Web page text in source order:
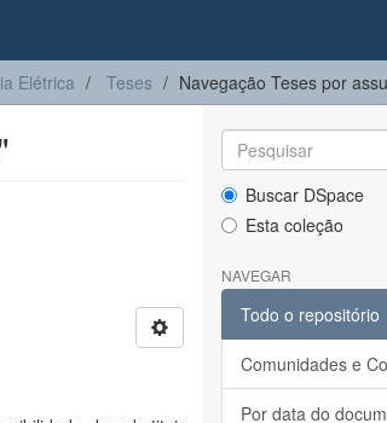
Elétrica Teses Navegação Teses por
Buscar DSpace
Esta coleção
NAVEGAR
Todo o repositório
Comunidades e
Por data do